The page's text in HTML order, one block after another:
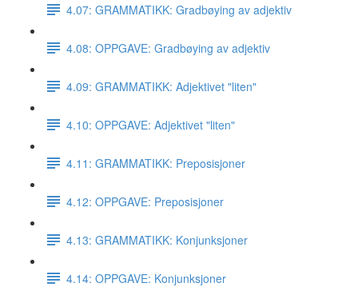
4.07: GRAMMATIKK: Gradbøying av adjektiv
4.08: OPPGAVE: Gradbøying av adjektiv
4.09: GRAMMATIKK: Adjektivet "liten"
4.10: OPPGAVE: Adjektivet "liten"
4.11: GRAMMATIKK: Preposisjoner
4.12: OPPGAVE: Preposisjoner
4.13: GRAMMATIKK: Konjunksjoner
4.14: OPPGAVE: Konjunksjoner